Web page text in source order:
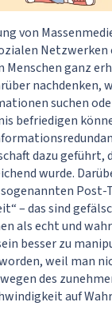
von
Menschen ganz
nachdenken,
suchen
befriedigen
dazu geführt,
wurde.
– das sind
als echt und
besser zu
weil man
des
auf